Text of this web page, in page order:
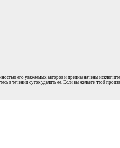
его уважаемых авторов и предназначены
в течении суток удалить ее. Если вы желаете чтоб